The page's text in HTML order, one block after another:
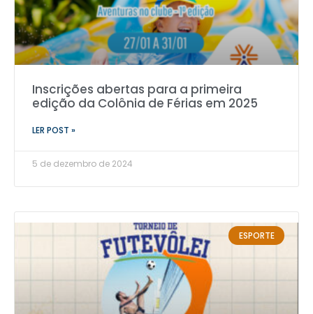
Inscrições abertas para a primeira
edição da Colônia de Férias em 2025
LER POST »
5 de dezembro de 2024
ESPORTE